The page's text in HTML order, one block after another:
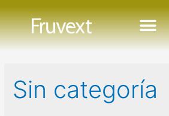
Sin categoría